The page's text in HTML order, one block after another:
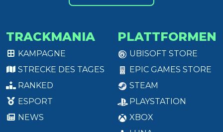
TRACKMANIA
KAMPAGNE
STRECKE DES TAGES
RANKED
ESPORT
NEWS
PLATTFORMEN
UBISOFT STORE
EPIC GAMES STORE
STEAM
PLAYSTATION
XBOX